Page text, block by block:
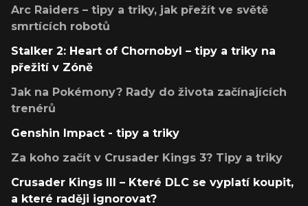
Arc Raiders – tipy a triky, jak přežít ve světě
smrtících robotů
Stalker 2: Heart of Chornobyl – tipy a triky na
přežití v Zóně
Jak na Pokémony? Rady do života začínajících
trenérů
Genshin Impact - tipy a triky
Za koho začít v Crusader Kings 3? Tipy a triky
Crusader Kings III – Které DLC se vyplatí koupit,
a které raději ignorovat?